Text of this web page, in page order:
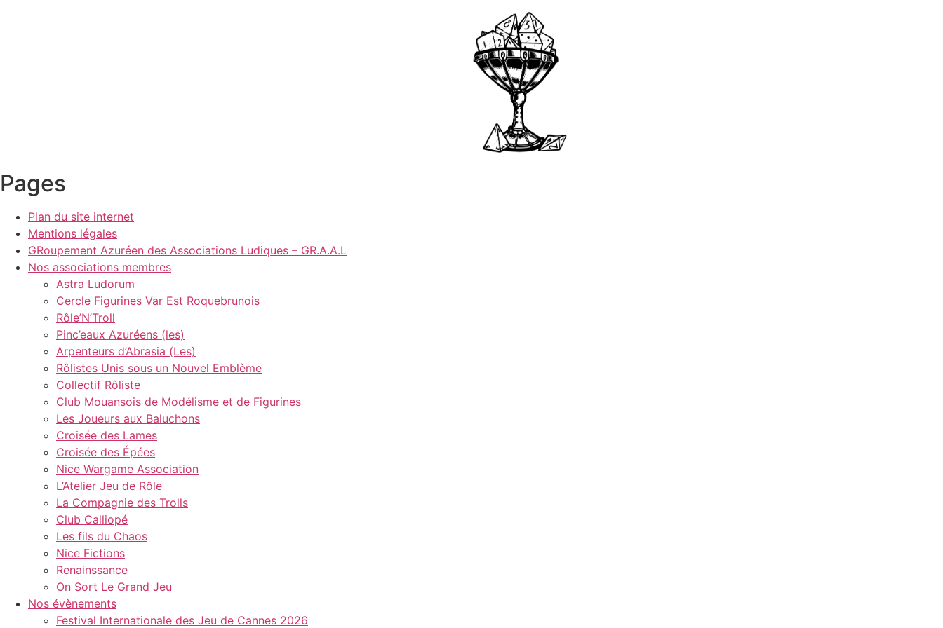
Pages
Plan du site internet
Mentions légales
GRoupement Azuréen des Associations Ludiques – GR.A.A.L
Nos associations membres
Astra Ludorum
Cercle Figurines Var Est Roquebrunois
Rôle’N’Troll
Pinc’eaux Azuréens (les)
Arpenteurs d’Abrasia (Les)
Rôlistes Unis sous un Nouvel Emblème
Collectif Rôliste
Club Mouansois de Modélisme et de Figurines
Les Joueurs aux Baluchons
Croisée des Lames
Croisée des Épées
Nice Wargame Association
L’Atelier Jeu de Rôle
La Compagnie des Trolls
Club Calliopé
Les fils du Chaos
Nice Fictions
Renainssance
On Sort Le Grand Jeu
Nos évènements
Festival Internationale des Jeu de Cannes 2026